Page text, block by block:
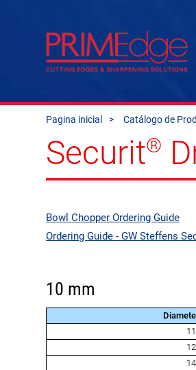
Pagina inicial Catálogo de
Securit®
Bowl Chopper Ordering Guide
Ordering Guide - GW Steffens
10 mm